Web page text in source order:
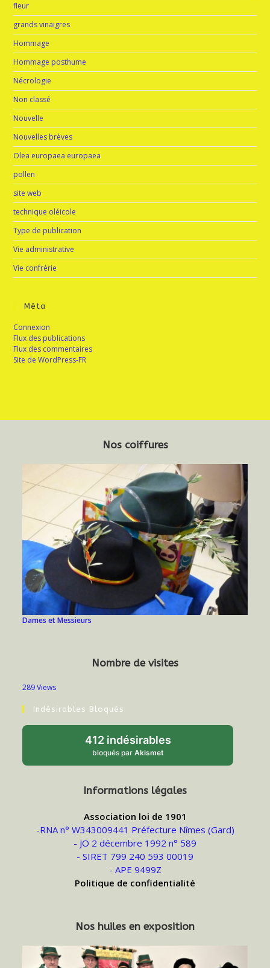
fleur
grands vinaigres
Hommage
Hommage posthume
Nécrologie
Non classé
Nouvelle
Nouvelles brèves
Olea europaea europaea
pollen
site web
technique oléicole
Type de publication
Vie administrative
Vie confrérie
Méta
Connexion
Flux des publications
Flux des commentaires
Site de WordPress-FR
Nos coiffures
Dames et Messieurs
Nombre de visites
289 Views
Indésirables Bloqués
412 indésirables
bloqués par Akismet
Informations légales
Association loi de 1901
-RNA n° W343009441 Préfecture Nîmes (Gard)
- JO 2 décembre 1992 n° 589
- SIRET 799 240 593 00019
- APE 9499Z
Politique de confidentialité
Nos huiles en exposition